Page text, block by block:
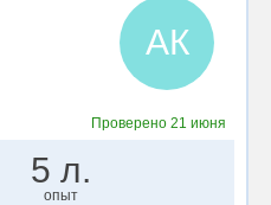
АК
Проверено 21 июня
5 л.
опыт